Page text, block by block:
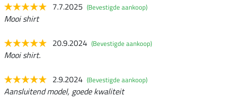
7.7.2025 (Bevestigde aankoop)
Mooi shirt
20.9.2024 (Bevestigde aankoop)
Mooi shirt.
2.9.2024 (Bevestigde aankoop)
Aansluitend model, goede kwaliteit